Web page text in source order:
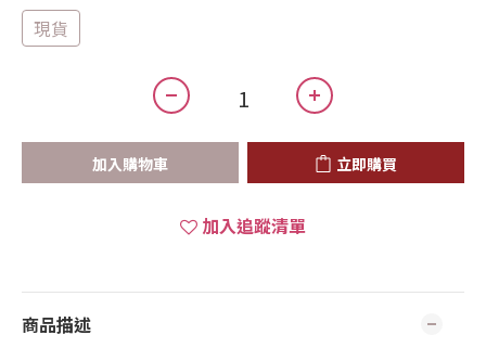
現貨
加入購物車 立即購買
加入追蹤清單
商品描述